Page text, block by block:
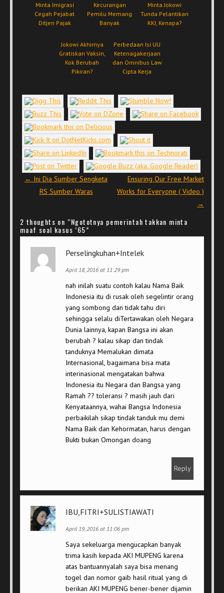
Minta Imigrasi
Cegah Pejabat
Ditjen Pajak
Kecurangan
Pemilu Memang
Banyak
Minta Jokowi
Tunda Pelantikan
KKI, Kenapa?
Jokowi Akhirnya
Gratiskan Vaksin,
Kok Berubah
Pikiran?
Perbedaan Isi UU
Ketenagakerjaan
dan Omnibus Law
Cipta Kerja
Post navigation
← Ini Dia Sumber Sengketa
RS Sumber Waras
Ensuring Our Free Market
Works for Everyone ( Video )
→
2 thoughts on “Ngototnya pemerintah takkan minta
maaf soal kasus ’65”
Perselingkuhan+Intelek
April 18, 2016 at 11:29 pm
nah inilah suatu contoh kalau Nama Baik
Indonesia itu di rusak oleh segelintir orang
yang sombong dan tidak tahu diri
sehingga selalu diTertawakan oleh Negara
Dunia lainnya, kapan Bangsa ini akan
berubah ? kalau sikap dan tindak
tanduknya Memalukan dimata
Internasional, bagaimana bisa mata
interinasional mengatakan bahwa
Indonesia itu Negara dan Bangsa yang
Ramah ?? toleransi ? masih jauh dari
Kenyataannya, wahai Bangsa Indonesia
perbaikilah sikap tindak tanduk mu demi
Nama Baik dan Kehormatan, harus dengan
Bukti bukan Omongan doang
Reply
IBU,FITRI+SULISTIAWATI
April 19, 2016 at 11:06 pm
Saya sekeluarga mengucapkan banyak
trima kasih kepada AKI MUPENG karena
atas bantuannyalah saya bisa menang
togel dan nomor gaib hasil ritual yang di
berikan AKI MUPENG bener-bener dijamin